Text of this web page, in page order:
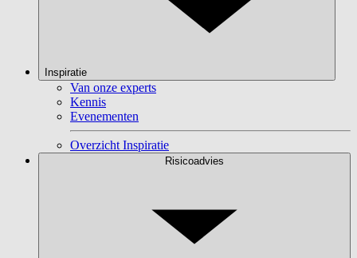
Inspiratie
Van onze experts
Kennis
Evenementen
Overzicht Inspiratie
Risicoadvies